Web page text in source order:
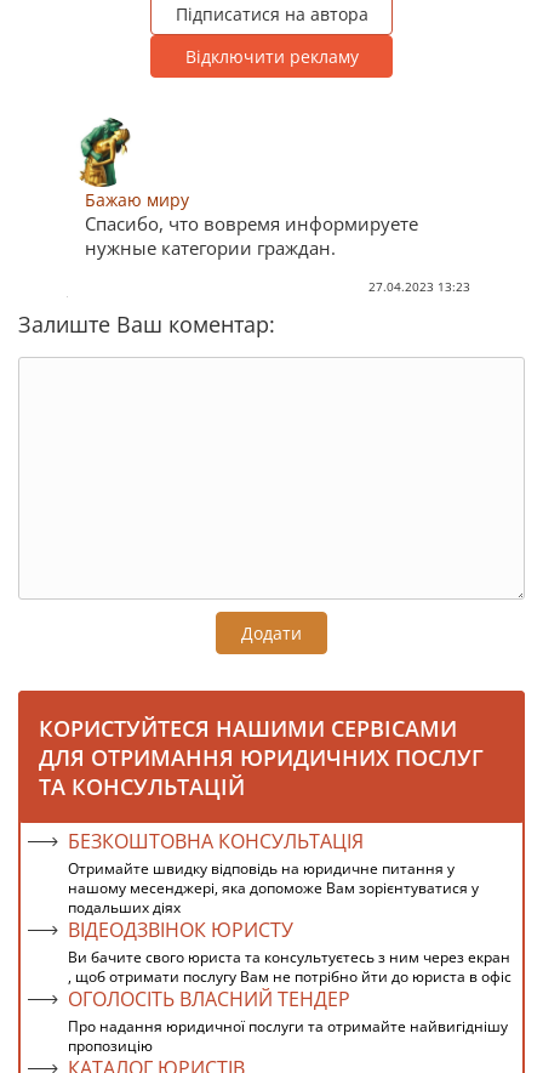
Підписатися на автора
Відключити рекламу
Бажаю миру
Спасибо, что вовремя информируете
нужные категории граждан.
27.04.2023 13:23
Залиште Ваш коментар:
Додати
КОРИСТУЙТЕСЯ НАШИМИ СЕРВІСАМИ
ДЛЯ ОТРИМАННЯ ЮРИДИЧНИХ ПОСЛУГ
ТА КОНСУЛЬТАЦІЙ
БЕЗКОШТОВНА КОНСУЛЬТАЦІЯ
Отримайте швидку відповідь на юридичне питання у
нашому месенджері, яка допоможе Вам зорієнтуватися у
подальших діях
ВІДЕОДЗВІНОК ЮРИСТУ
Ви бачите свого юриста та консультуєтесь з ним через екран
, щоб отримати послугу Вам не потрібно йти до юриста в офіс
ОГОЛОСІТЬ ВЛАСНИЙ ТЕНДЕР
Про надання юридичної послуги та отримайте найвигіднішу
пропозицію